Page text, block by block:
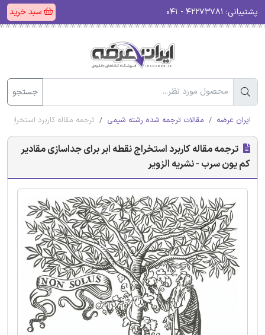
پشتیبانی: سبد خرید
جستجو
ایران عرضه مقالات ترجمه شده رشته شیمی ترجمه مقاله کاربرد استخراج
ترجمه مقاله کاربرد استخراج نقطه ابر برای جداسازی مقادیر
کم یون سرب - نشریه الزویر